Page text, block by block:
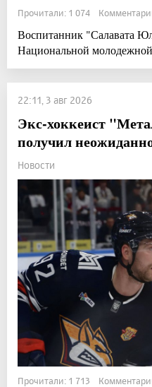
Прочитали: 1 074
Воспитанник "Салавата
Национальной
22:11, 3 авг 2026
Экс-хоккеист
получил
Новости
Прочитали: 1 713